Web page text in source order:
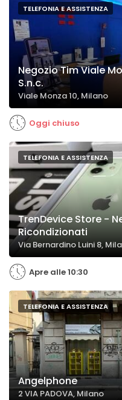
TELEFONIA E ASSISTENZA
Negozio Tim Viale
S.n.c.
Viale Monza 10, Milano
Oggi chiuso
TELEFONIA E ASSISTENZA
TrenDevice Store -
Ricondizionati
Via Bernardino Luini 8,
Apre alle 10:30
TELEFONIA E ASSISTENZA
Angelphone
2 VIA PADOVA, Milano